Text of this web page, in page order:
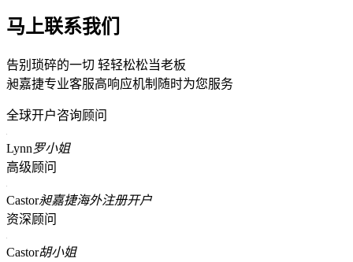
马上联系我们
告别琐碎的一切 轻轻松松当老板
昶嘉捷专业客服高响应机制随时为您服务
全球开户咨询顾问
Lynn罗小姐
高级顾问
Castor昶嘉捷海外注册开户
资深顾问
Castor胡小姐